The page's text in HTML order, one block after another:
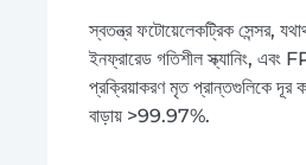
স্বতন্ত্র ফটোয়েলেকট্রিক সেন্সর,
ইনফ্রারেড গতিশীল স্ক্যানিং, এবং
প্রক্রিয়াকরণ মৃত প্রান্তগুলিকে দূর
বাড়ায় >99.97%.